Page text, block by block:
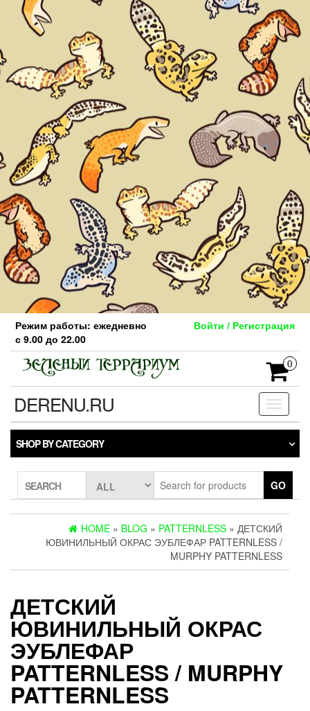
Skip
the
content
Режим работы: ежедневно
с 9.00 до 22.00
Войти / Регистрация
0
Toggle
DERENU.RU
SHOP BY CATEGORY
SEARCH GO
HOME » BLOG » PATTERNLESS » ДЕТСКИЙ
ЮВИНИЛЬНЫЙ ОКРАС ЭУБЛЕФАР PATTERNLESS /
MURPHY PATTERNLESS
ДЕТСКИЙ
ЮВИНИЛЬНЫЙ ОКРАС
ЭУБЛЕФАР
PATTERNLESS / MURPHY
PATTERNLESS